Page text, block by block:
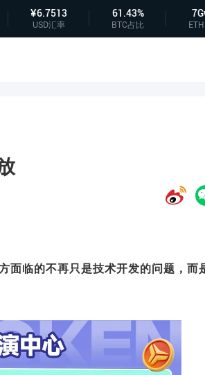
¥6.7513
USD汇率
61.43%
BTC占比
面临的不再只是技术开发的问题，而